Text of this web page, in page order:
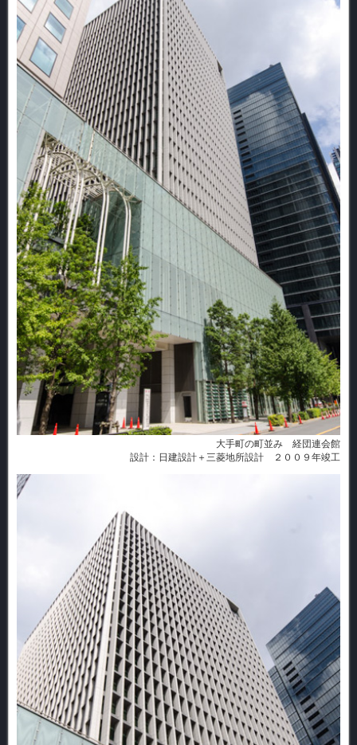
大手町の町並み 経団連会館
設計：日建設計＋三菱地所設計 ２００９年竣工